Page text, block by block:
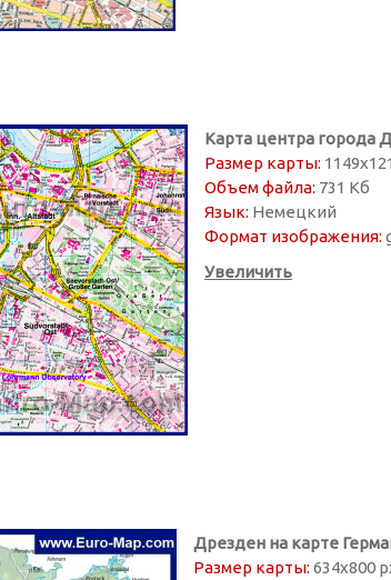
Карта центра города
Размер карты:
Объем файла: 731 Кб
Язык: Немецкий
Формат изображения:
Увеличить
Дрезден на карте
Размер карты: 634х800